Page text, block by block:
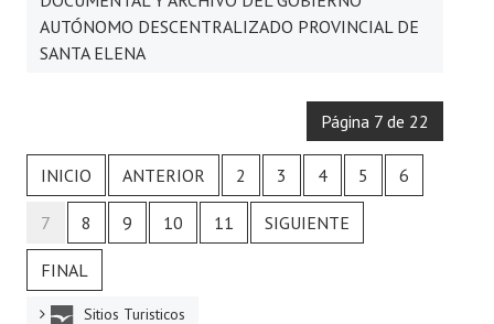
AUTÓNOMO DESCENTRALIZADO PROVINCIAL DE
SANTA ELENA
Página 7 de 22
INICIO ANTERIOR 2 3 4 5 6
7 8 9 10 11 SIGUIENTE
FINAL
Sitios Turisticos